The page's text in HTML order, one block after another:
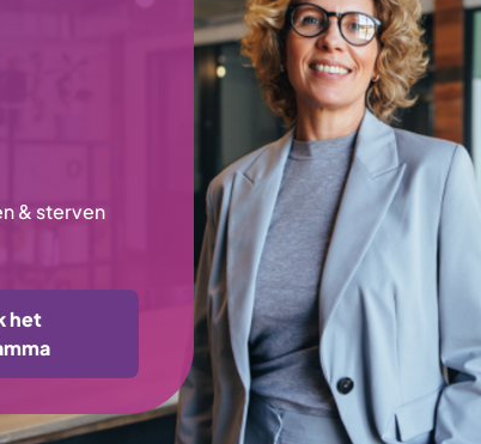
& sterven
het